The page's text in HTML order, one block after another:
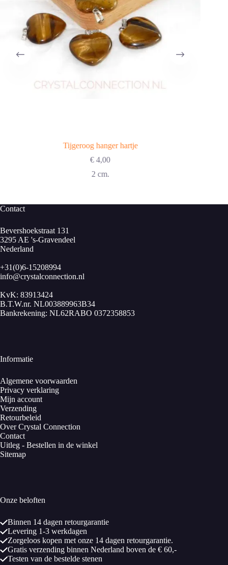
Tijgeroog hanger hartje
€ 4,00
2 cm.
Contact
Bevershoekstraat 131
3295 AE 's-Gravendeel
Nederland
+31(0)6-15208994
info@crystalconnection.nl
KvK: 83913424
B.T.W.nr. NL003889963B34
Bankrekening: NL62RABO 0372358853
Informatie
Algemene voorwaarden
Privacy verklaring
Mijn account
Verzending
Retourbeleid
Over Crystal Connection
Contact
Uitleg - Bestellen in de winkel
Sitemap
Onze beloften
Binnen 14 dagen retourgarantie
Levering 1-3 werkdagen
Zorgeloos kopen met onze 14 dagen retourgarantie.
Gratis verzending binnen Nederland boven de € 60,-
Testen van de bestelde stenen